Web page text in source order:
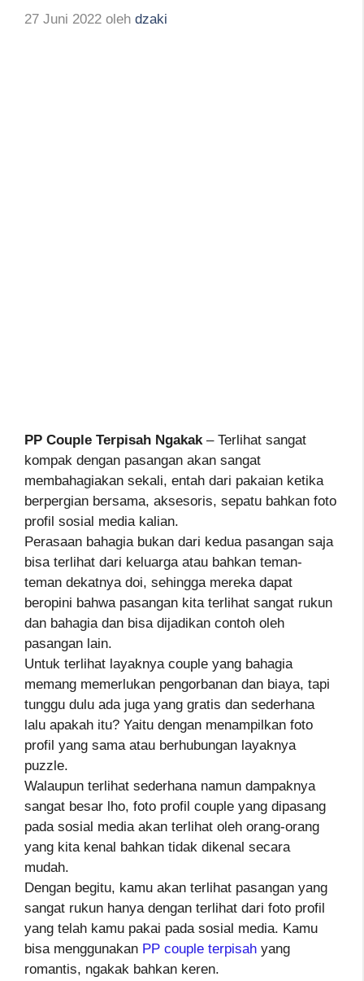
27 Juni 2022 oleh dzaki
PP Couple Terpisah Ngakak– Terlihat sangat
kompak dengan pasangan akan sangat
membahagiakan sekali, entah dari pakaian ketika
berpergian bersama, aksesoris, sepatu bahkan foto
profil sosial media kalian.
Perasaan bahagia bukan dari kedua pasangan saja
bisa terlihat dari keluarga atau bahkan teman-
teman dekatnya doi, sehingga mereka dapat
beropini bahwa pasangan kita terlihat sangat rukun
dan bahagia dan bisa dijadikan contoh oleh
pasangan lain.
Untuk terlihat layaknya couple yang bahagia
memang memerlukan pengorbanan dan biaya, tapi
tunggu dulu ada juga yang gratis dan sederhana
lalu apakah itu? Yaitu dengan menampilkan foto
profil yang sama atau berhubungan layaknya
puzzle.
Walaupun terlihat sederhana namun dampaknya
sangat besar lho, foto profil couple yang dipasang
pada sosial media akan terlihat oleh orang-orang
yang kita kenal bahkan tidak dikenal secara
mudah.
Dengan begitu, kamu akan terlihat pasangan yang
sangat rukun hanya dengan terlihat dari foto profil
yang telah kamu pakai pada sosial media. Kamu
bisa menggunakan PP couple terpisah yang
romantis, ngakak bahkan keren.